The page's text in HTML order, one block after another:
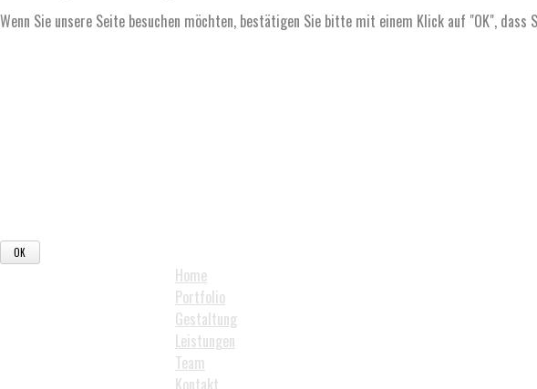
Wenn Sie unsere Seite besuchen möchten, bestätigen Sie bitte mit einem Klick auf "OK", dass
Home
Portfolio
Gestaltung
Leistungen
Team